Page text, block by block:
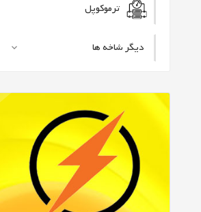
ترموکوپل
دیگر شاخه ها 